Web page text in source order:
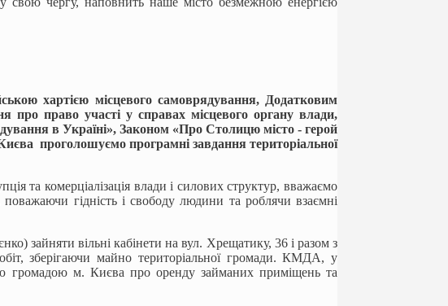
хартією місцевого самоврядування, Додатковим
про право участі у справах місцевого органу влади,
в Україні», Законом «Про Столицю місто - герой
проголошуємо програмні завдання територіальної
та комерціалізація влади і силових структур, вважаємо
гідність і свободу людини та роблячи взаємні
зайняти вільні кабінети на вул. Хрещатику, 36 і разом з
зберігаючи майно територіальної громади. КМДА, у
громадою м. Києва про оренду займаних приміщень та